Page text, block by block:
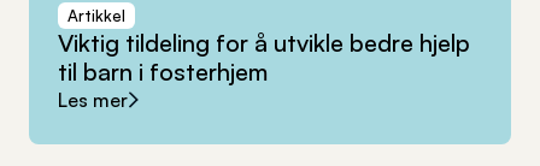
Artikkel
Viktig tildeling for å utvikle bedre hjelp
til barn i fosterhjem
Les mer